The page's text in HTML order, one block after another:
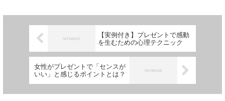
【実例付き】プレゼントで感動
を生むための心理テクニック
女性がプレゼントで「センスが
いい」と感じるポイントとは？